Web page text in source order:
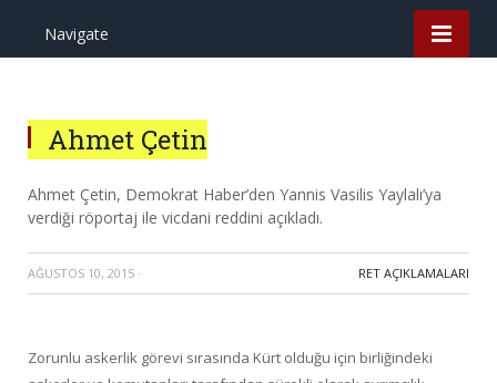
Navigate
Ahmet Çetin
Ahmet Çetin, Demokrat Haber’den Yannis Vasilis Yaylalı’ya
verdiği röportaj ile vicdani reddini açıkladı.
AĞUSTOS 10, 2015 · RET AÇIKLAMALARI
Zorunlu askerlik görevi sırasında Kürt olduğu için birliğindeki